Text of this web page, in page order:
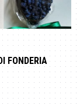
FONDERIA